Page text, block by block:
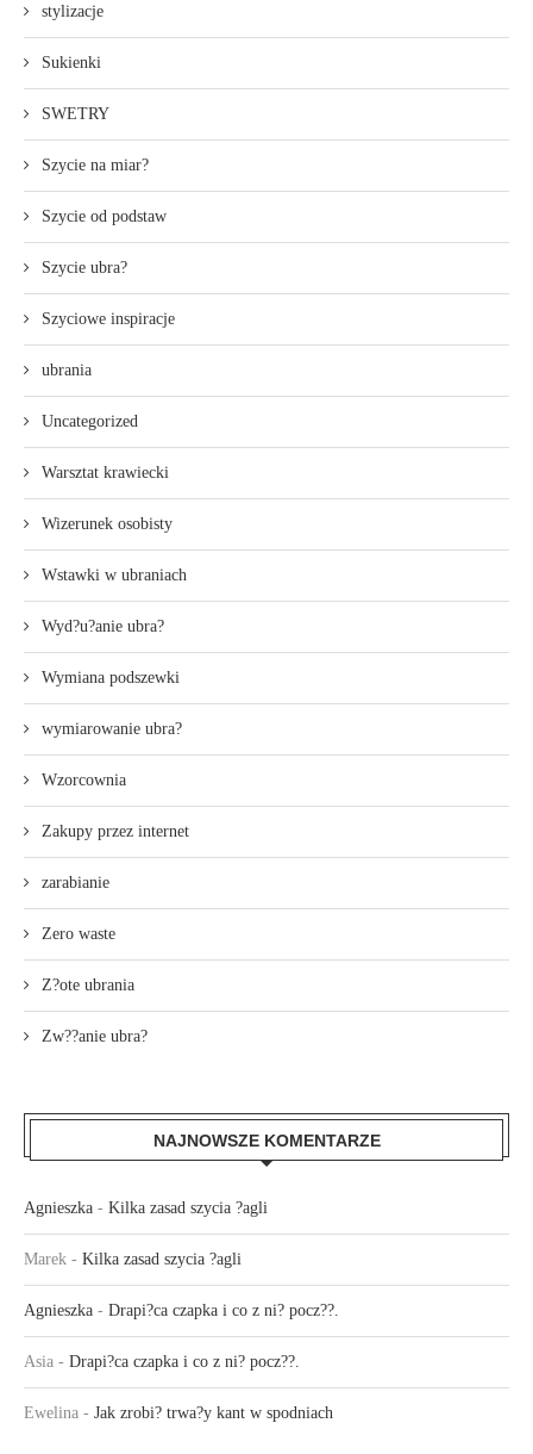
stylizacje
Sukienki
SWETRY
Szycie na miar?
Szycie od podstaw
Szycie ubra?
Szyciowe inspiracje
ubrania
Uncategorized
Warsztat krawiecki
Wizerunek osobisty
Wstawki w ubraniach
Wyd?u?anie ubra?
Wymiana podszewki
wymiarowanie ubra?
Wzorcownia
Zakupy przez internet
zarabianie
Zero waste
Z?ote ubrania
Zw??anie ubra?
NAJNOWSZE KOMENTARZE
Agnieszka - Kilka zasad szycia ?agli
Marek - Kilka zasad szycia ?agli
Agnieszka - Drapi?ca czapka i co z ni? pocz??.
Asia - Drapi?ca czapka i co z ni? pocz??.
Ewelina - Jak zrobi? trwa?y kant w spodniach